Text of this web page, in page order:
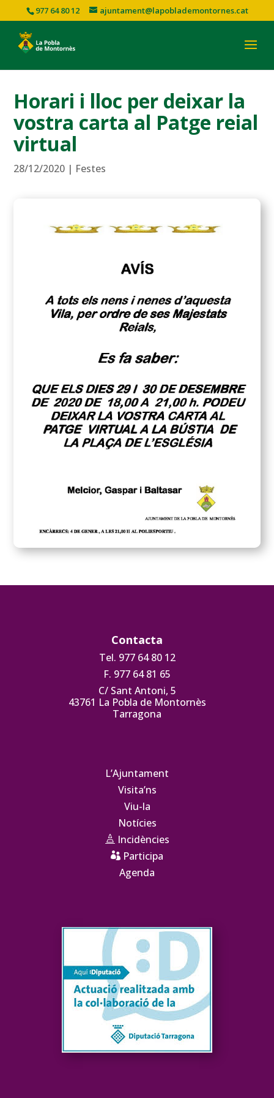
977 64 80 12 ajuntament@lapoblademontornes.cat
Horari i lloc per deixar la
vostra carta al Patge reial
virtual
28/12/2020 | Festes
Contacta
Tel. 977 64 80 12
F. 977 64 81 65
C/ Sant Antoni, 5
43761 La Pobla de Montornès
Tarragona
L’Ajuntament
Visita’ns
Viu-la
Notícies
Incidències
 Participa
Agenda